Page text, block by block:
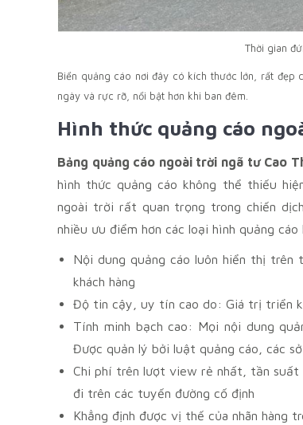
Thời gian
Biển quảng cáo nơi đây có kích thước lớn, rất đẹp
ngày và rực rỡ, nổi bật hơn khi ban đêm.
Hình thức quảng cáo
Bảng quảng cáo ngoài trời ngã tư Cao
hình thức quảng cáo không thể thiếu
ngoài trời rất quan trọng trong chiến
nhiều ưu điểm hơn các loại hình quảng cáo
Nội dung quảng cáo luôn hiển thị
khách hàng
Độ tin cậy, uy tín cao do: Giá trị triển
Tính minh bạch cao: Mọi nội dung
Được quản lý bởi luật quảng cáo, các sở
Chi phí trên lượt view rẻ nhất, tần suất
đi trên các tuyến đường cố định
Khẳng định được vị thế của nhãn hàng